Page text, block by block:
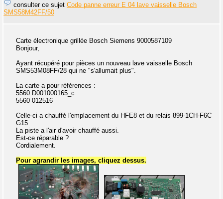
consulter ce sujet Code panne erreur E 04 lave vaisselle Bosch
SMS58M42FF/50
Carte électronique grillée Bosch Siemens 9000587109
Bonjour,
Ayant récupéré pour pièces un nouveau lave vaisselle Bosch
SMS53M08FF/28 qui ne "s'allumait plus".
La carte a pour références :
5560 D001000165_c
5560 012516
Celle-ci a chauffé l'emplacement du HFE8 et du relais 899-1CH-F6C
G15
La piste a l'air d'avoir chauffé aussi.
Est-ce réparable ?
Cordialement.
Pour agrandir les images, cliquez dessus.